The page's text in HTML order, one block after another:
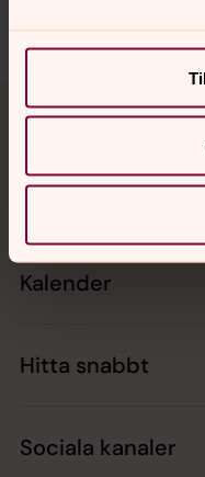
Kalender
Hitta snabbt
Sociala kanaler